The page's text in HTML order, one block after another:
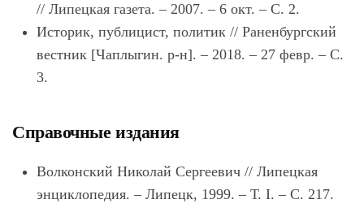
// Липецкая газета. – 2007. – 6 окт. – С. 2.
Историк, публицист, политик // Раненбургский
вестник [Чаплыгин. р-н]. – 2018. – 27 февр. – С.
3.
Справочные издания
Волконский Николай Сергеевич // Липецкая
энциклопедия. – Липецк, 1999. – Т. I. – С. 217.